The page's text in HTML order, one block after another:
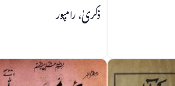
ذکریٰ، رامپور